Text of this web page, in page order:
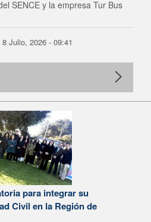
SENCE y la empresa Tur Bus
Julio, 2026 - 09:41
para integrar su
Civil en la Región de